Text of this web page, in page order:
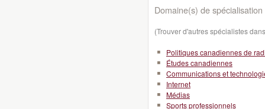
Domaine(s) de spécialisation
(Trouver d'autres spécialistes
Politiques canadiennes de
Études canadiennes
Communications et
Internet
Médias
Sports professionnels